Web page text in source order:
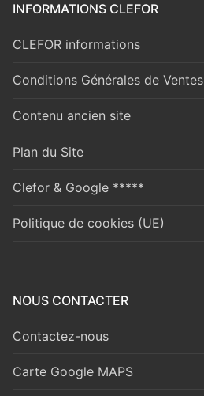
INFORMATIONS CLEFOR
CLEFOR informations
Conditions Générales de Ventes
Contenu ancien site
Plan du Site
Clefor & Google *****
Politique de cookies (UE)
NOUS CONTACTER
Contactez-nous
Carte Google MAPS